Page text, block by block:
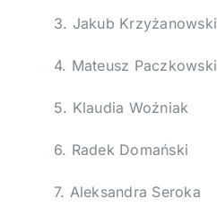
3. Jakub Krzyżanowski
4. Mateusz Paczkowski
5. Klaudia Woźniak
6. Radek Domański
7. Aleksandra Seroka